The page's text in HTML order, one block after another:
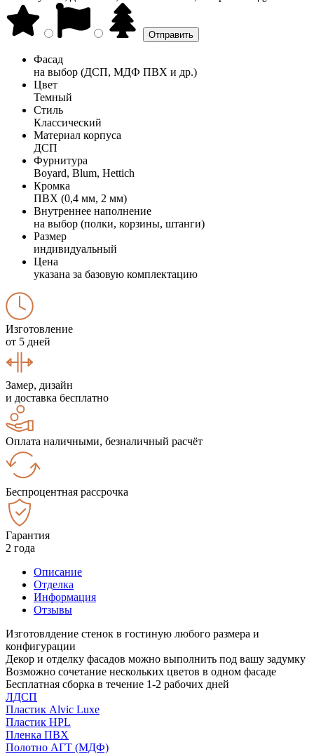
Фасад
на выбор (ДСП, МДФ ПВХ и др.)
Цвет
Темный
Стиль
Классический
Материал корпуса
ДСП
Фурнитура
Boyard, Blum, Hettich
Кромка
ПВХ (0,4 мм, 2 мм)
Внутреннее наполнение
на выбор (полки, корзины, штанги)
Размер
индивидуальный
Цена
указана за базовую комплектацию
Изготовление
от 5 дней
Замер, дизайн
и доставка бесплатно
Оплата наличными, безналичный расчёт
Беспроцентная рассрочка
Гарантия
2 года
Описание
Отделка
Информация
Отзывы
Изготовлдение стенок в гостиную любого размера и
конфигурации
Декор и отделку фасадов можно выполнить под вашу задумку
Возможно сочетание нескольких цветов в одном фасаде
Бесплатная сборка в течение 1-2 рабочих дней
ЛДСП
Пластик Alvic Luxe
Пластик HPL
Пленка ПВХ
Полотно АГТ (МДФ)